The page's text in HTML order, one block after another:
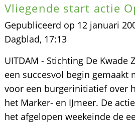
Vliegende start actie
Gepubliceerd op 12 januari
Dagblad, 17:13
UITDAM - Stichting De Kwade
een succesvol begin gemaakt
voor een burgerinitiatief over
het Marker- en IJmeer. De
het afgelopen weekeinde de